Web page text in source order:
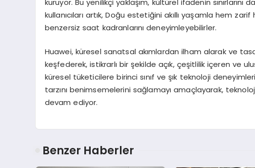
kuruyor. Bu yenilikçi yaklaşım, kültürel ifadenin sınırlarını
kullanıcıları artık, Doğu estetiğini akıllı yaşamla hem
benzersiz saat kadranlarını deneyimleyebilirler.
Huawei, küresel sanatsal akımlardan ilham alarak ve
keşfederek, istikrarlı bir şekilde açık, çeşitlilik içeren ve
küresel tüketicilere birinci sınıf ve şık teknoloji
tarzını benimsemelerini sağlamayı amaçlayarak,
devam ediyor.
Benzer Haberler